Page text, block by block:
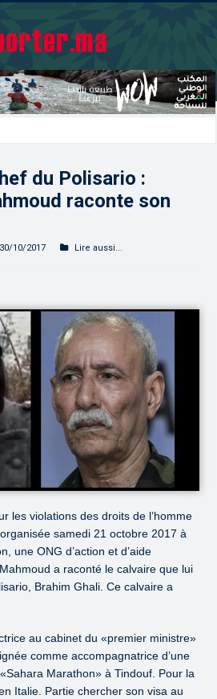
du Polisario :
raconte son
30/10/2017
Lire aussi...
les violations des droits de l’homme
samedi 21 octobre 2017 à
une ONG d’action et d’aide
a raconté le calvaire que lui
Brahim Ghali. Ce calvaire a
au cabinet du «premier ministre»
comme accompagnatrice d’une
Marathon» à Tindouf. Pour la
Italie. Partie chercher son visa au